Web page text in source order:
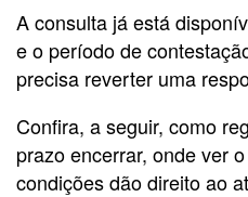
A consulta já está
e o período de
precisa reverter uma
Confira, a seguir, como
prazo encerrar, onde ver
condições dão direito ao